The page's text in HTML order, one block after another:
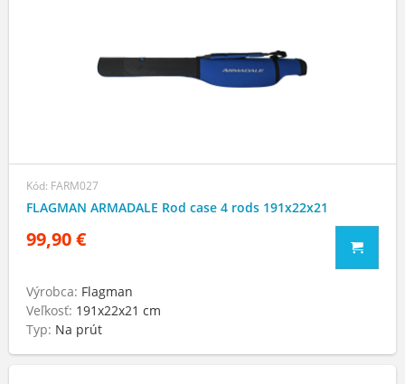
Kód: FARM027
FLAGMAN ARMADALE Rod case 4 rods 191x22x21
99,90 €
Výrobca: Flagman
Veľkosť: 191x22x21 cm
Typ: Na prút